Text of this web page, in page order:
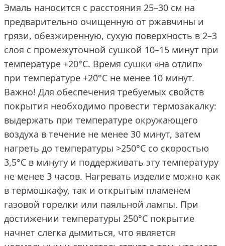
Эмаль наносится с расстояния 25–30 см на
предварительно очищенную от ржавчины и
грязи, обезжиренную, сухую поверхность в 2–3
слоя с промежуточной сушкой 10–15 минут при
температуре +20°C. Время сушки «на отлип»
при температуре +20°C не менее 10 минут.
Важно! Для обеспечения требуемых свойств
покрытия необходимо провести термозакалку:
выдержать при температуре окружающего
воздуха в течение не менее 30 минут, затем
нагреть до температуры >250°C со скоростью
3,5°C в минуту и поддерживать эту температуру
не менее 3 часов. Нагревать изделие можно как
в термошкафу, так и открытым пламенем
газовой горелки или паяльной лампы. При
достижении температуры 250°С покрытие
начнет слегка дымиться, что является